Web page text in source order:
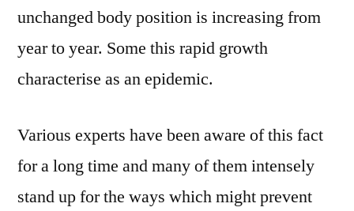
unchanged body position is increasing from
year to year. Some this rapid growth
characterise as an epidemic.
Various experts have been aware of this fact
for a long time and many of them intensely
stand up for the ways which might prevent